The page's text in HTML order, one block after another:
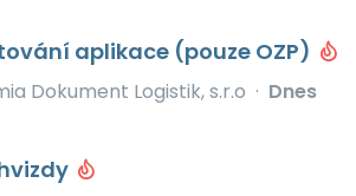
aplikace (pouze OZP)
Dokument Logistik, s.r.o · Dnes